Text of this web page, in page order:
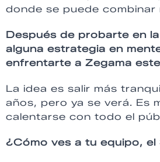
donde se puede combinar
Después de probarte en
alguna estrategia en
enfrentarte a Zegama
La idea es salir más
años, pero ya se verá. Es
calentarse con todo el
¿Cómo ves a tu equipo, el